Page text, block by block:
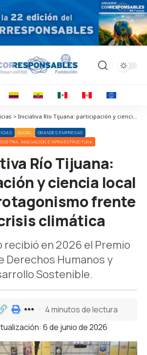
Corresponsables > Noticias > Iniciativa Río Tijuana: participación y ciencia local ganan protagonismo frente a la crisis climática
SOCIAL
GRANDES EMPRESAS
INNOVACIÓN E INFRAESTRUCTURA
Río Tijuana:
y ciencia local
frente
climática
recibió en 2026 el Premio
Derechos Humanos y
Sostenible.
6 de junio de 2026
4 minutos de lectura